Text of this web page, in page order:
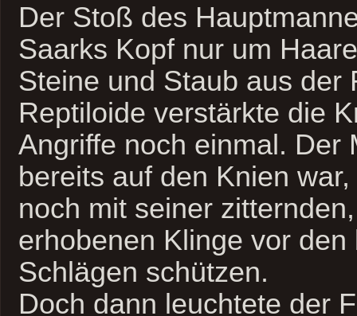
Der Stoß des
Saarks Kopf nur um
Steine und Staub aus der
Reptiloide verstärkte die
Angriffe noch einmal. Der
bereits auf den Knien
noch mit seiner
erhobenen Klinge vor den
Schlägen schützen.
Doch dann leuchtete der